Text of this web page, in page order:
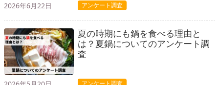
2026年6月22日 アンケート調査
夏の時期にも鍋を食べる理由と
は？夏鍋についてのアンケート調
査